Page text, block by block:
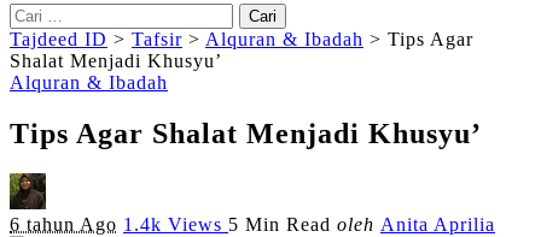
Cari
untuk:
Tajdeed ID > Tafsir > Alquran & Ibadah > Tips Agar
Shalat Menjadi Khusyu’
Alquran & Ibadah
Tips Agar Shalat Menjadi Khusyu’
6 tahun Ago 1.4k Views 5 Min Read Posted
oleh Anita Aprilia